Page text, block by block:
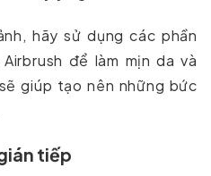
hãy sử dụng các phần
để làm mịn da và
giúp tạo nên những bức
tiếp